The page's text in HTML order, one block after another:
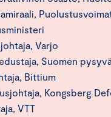
Varjo
Suomen
Bittium
Kongsberg
VTT